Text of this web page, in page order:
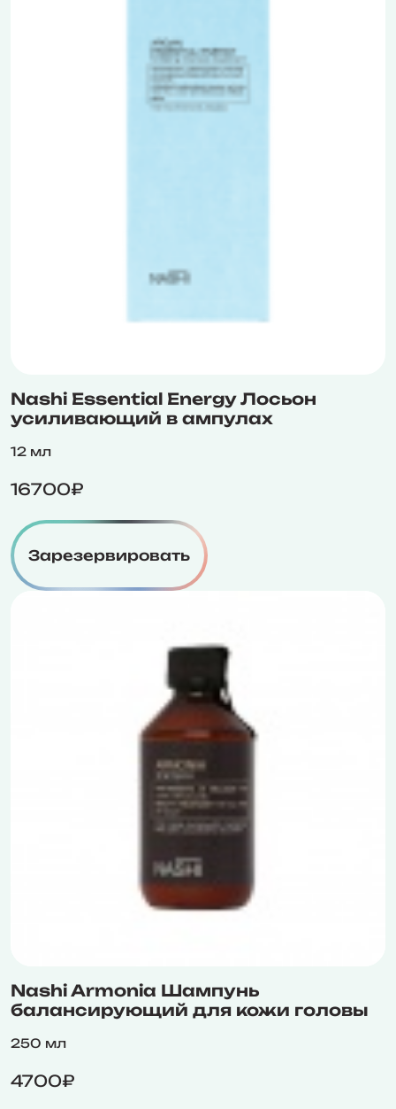
Nashi Essential Energy Лосьон
усиливающий в ампулах
12 мл
16700₽
Зарезервировать
Nashi Armonia Шампунь
балансирующий для кожи головы
250 мл
4700₽